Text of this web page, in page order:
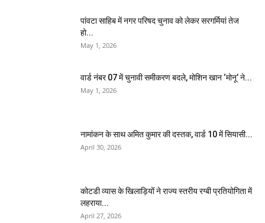
पांवटा साहिब में नगर परिषद चुनाव को लेकर सरगर्मियां तेज
हो...
May 1, 2026
वार्ड नंबर 07 में चुनावी समीकरण बदले, मोशिन खान ‘मोनू’ ने...
May 1, 2026
नामांकन के साथ अमित कुमार की दस्तक, वार्ड 10 में सियासी...
April 30, 2026
कोटडी व्यास के खिलाड़ियों ने राज्य स्तरीय रग्बी प्रतियोगिता में
लहराया...
April 27, 2026